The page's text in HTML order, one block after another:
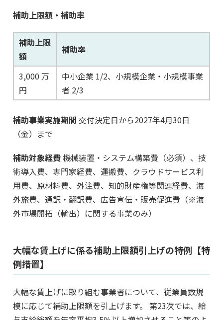
補助上限額・補助率
補助上限
額
補助率
3,000 万
円
中小企業 1/2、小規模企業・小規模事業
者 2/3
補助事業実施期間 交付決定日から2027年4月30日
（金）まで
補助対象経費機械装置・システム構築費（必須）、技
術導入費、専門家経費、運搬費、クラウドサービス利
用費、原材料費、外注費、知的財産権等関連経費、海
外旅費、通訳・翻訳費、広告宣伝・販売促進費（※海
外市場開拓（輸出）に関する事業のみ）
大幅な賃上げに係る補助上限額引上げの特例【特
例措置】
大幅な賃上げに取り組む事業者について、従業員数規
模に応じて補助上限額を引上げます。 第23次では、給